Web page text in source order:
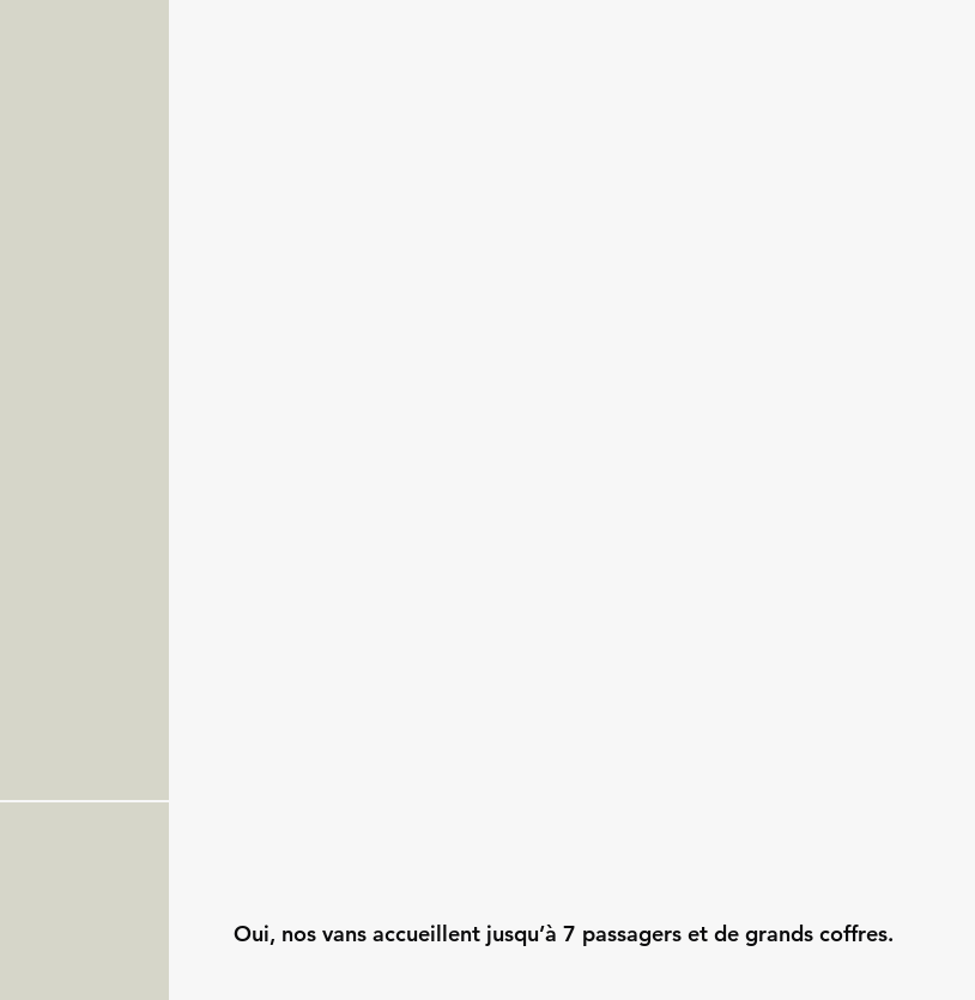
Oui, nos vans accueillent jusqu’à 7 passagers et de grands coffres.